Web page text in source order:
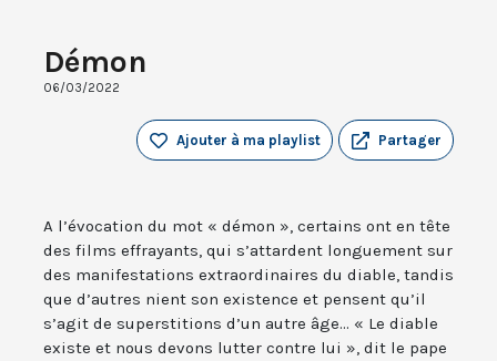
Démon
06/03/2022
Partager
Ajouter à ma playlist
A l’évocation du mot « démon », certains ont en tête
des films effrayants, qui s’attardent longuement sur
des manifestations extraordinaires du diable, tandis
que d’autres nient son existence et pensent qu’il
s’agit de superstitions d’un autre âge... « Le diable
existe et nous devons lutter contre lui », dit le pape